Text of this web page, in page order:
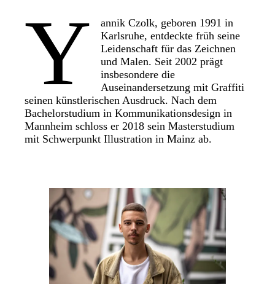
Y
annik Czolk, geboren 1991 in
Karlsruhe, entdeckte früh seine
Leidenschaft für das Zeichnen
und Malen. Seit 2002 prägt
insbesondere die
Auseinandersetzung mit Graffiti
seinen künstlerischen Ausdruck. Nach dem
Bachelorstudium in Kommunikationsdesign in
Mannheim schloss er 2018 sein Masterstudium
mit Schwerpunkt Illustration in Mainz ab.